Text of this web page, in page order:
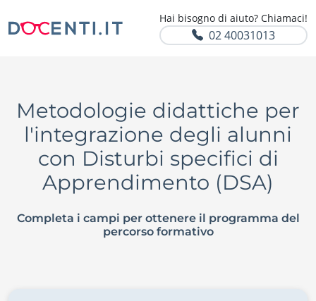
Hai bisogno di aiuto? Chiamaci!
02 40031013
Metodologie didattiche per
l'integrazione degli alunni
con Disturbi specifici di
Apprendimento (DSA)
Completa i campi per ottenere il programma del
percorso formativo